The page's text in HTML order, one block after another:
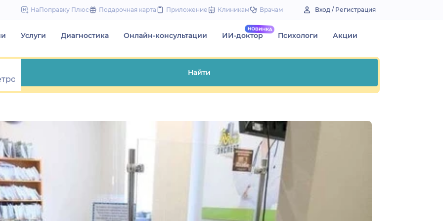
to
НаПоправку Плюс Подарочная карта Приложение Клиникам Врачам Вход / Регистрация
Услуги Диагностика Онлайн-консультации ИИ-доктор Психологи Акции
Найти